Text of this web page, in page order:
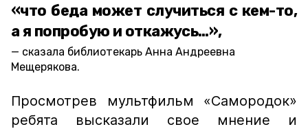
«что беда может случиться с кем-то,
а я попробую и откажусь…»,
сказала библиотекарь Анна Андреевна
Мещерякова.
Просмотрев мультфильм «Самородок»
ребята высказали свое мнение и